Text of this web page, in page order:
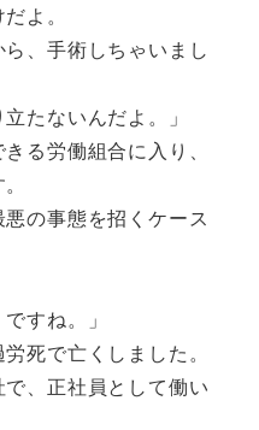
よ。
、手術しちゃいまし
たないんだよ。」
る労働組合に入り、
の事態を招くケース
すね。」
死で亡くしました。
、正社員として働い